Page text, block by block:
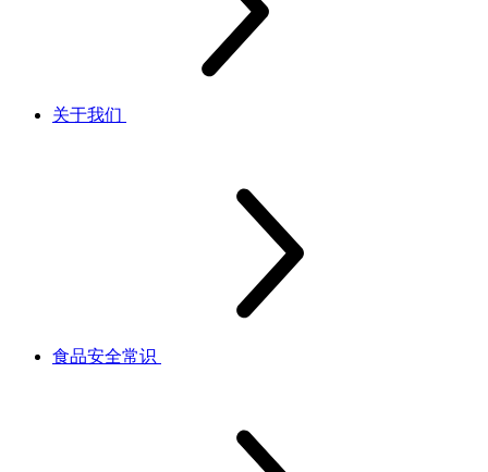
关于我们
食品安全常识